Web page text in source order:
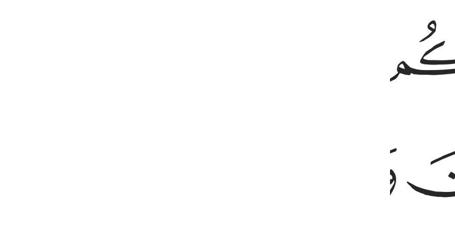
وَمِن كُلِّ ٱلثَّمَرَٰتِ ۗ إِنَّ فِى ذَٰلِكَ لَـَٔايَةًۭ لِّقَوْمٍۢ يَتَفَكَّرُونَ ١١
ﱼ